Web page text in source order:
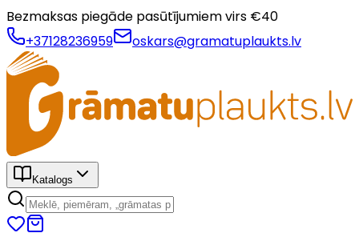
Bezmaksas piegāde pasūtījumiem virs €40
+37128236959
oskars@gramatuplaukts.lv
Katalogs